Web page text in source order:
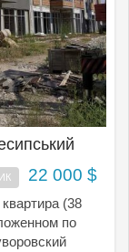
22 000 $
(38
по